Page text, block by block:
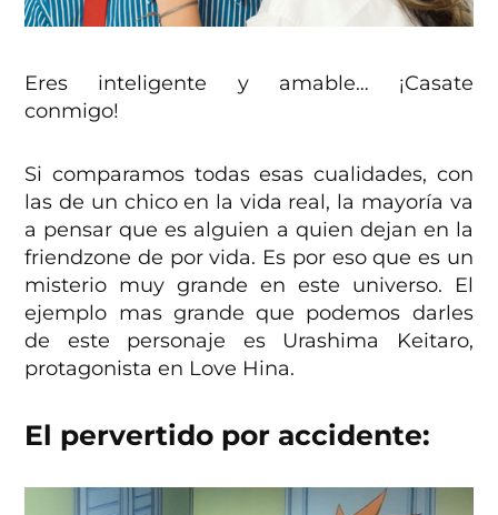
Eres inteligente y amable… ¡Casate
conmigo!
Si comparamos todas esas cualidades, con
las de un chico en la vida real, la mayoría va
a pensar que es alguien a quien dejan en la
friendzone de por vida. Es por eso que es un
misterio muy grande en este universo. El
ejemplo mas grande que podemos darles
de este personaje es Urashima Keitaro,
protagonista en Love Hina.
El pervertido por accidente: